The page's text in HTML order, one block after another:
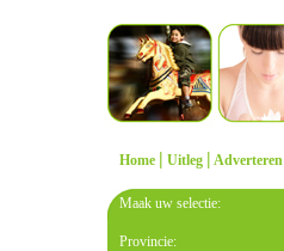
Home | Uitleg | Adverteren
Maak uw selectie:
Provincie: